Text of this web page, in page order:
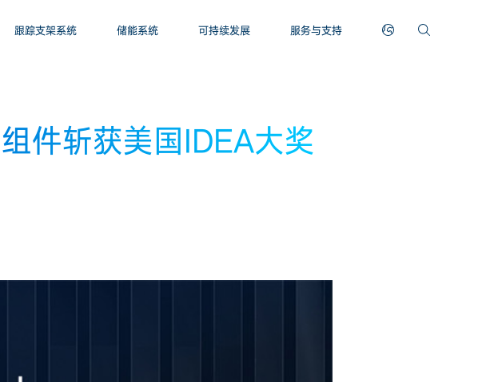
跟踪支架系统 储能系统 可持续发展 服务与支持
件斩获美国IDEA大奖